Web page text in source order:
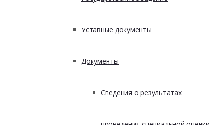
Уставные документы
Документы
Сведения о результатах